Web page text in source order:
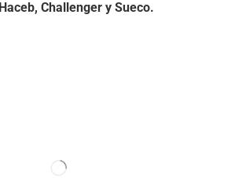
Haceb, Challenger y Sueco.